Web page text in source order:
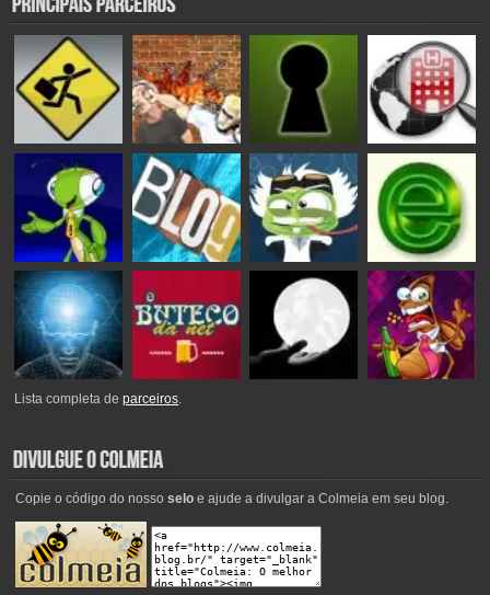
Lista completa deparceiros.
Copie o código do nosso seloe ajude a divulgar a Colmeia em seu blog.